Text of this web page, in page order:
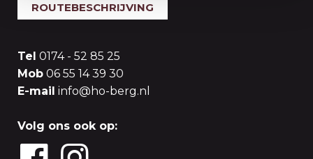
ROUTEBESCHRIJVING
Tel 0174 - 52 85 25
Mob 06 55 14 39 30
E-mail info@ho-berg.nl
Volg ons ook op: